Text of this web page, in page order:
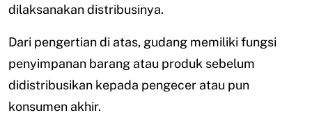
dilaksanakan distribusinya.
Dari pengertian di atas, gudang memiliki fungsi
penyimpanan barang atau produk sebelum
didistribusikan kepada pengecer atau pun
konsumen akhir.